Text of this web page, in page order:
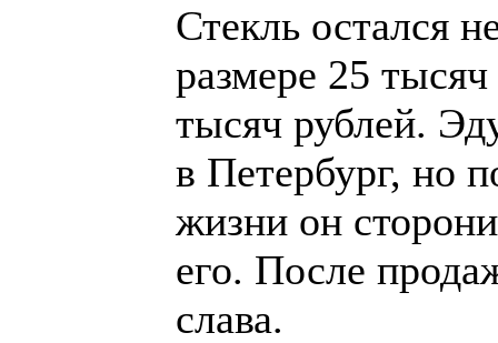
Стекль остался
размере 25
тысяч рублей.
в Петербург, но
жизни он
его. После
слава.